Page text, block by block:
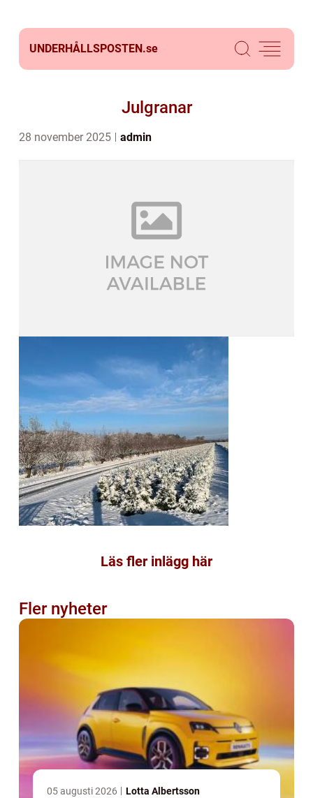
UNDERHÅLLSPOSTEN.se
Julgranar
28 november 2025 admin
Läs fler inlägg här
Fler nyheter
05 augusti 2026 Lotta Albertsson